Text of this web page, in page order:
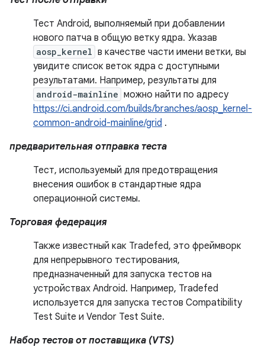
Тест Android, выполняемый при добавлении
нового патча в общую ветку ядра. Указав
aosp_kernel в качестве части имени ветки, вы
увидите список веток ядра с доступными
результатами. Например, результаты для
android-mainline можно найти по адресу
https://ci.android.com/builds/branches/aosp_kernel-
common-android-mainline/grid .
предварительная отправка теста
Тест, используемый для предотвращения
внесения ошибок в стандартные ядра
операционной системы.
Торговая федерация
Также известный как Tradefed, это фреймворк
для непрерывного тестирования,
предназначенный для запуска тестов на
устройствах Android. Например, Tradefed
используется для запуска тестов Compatibility
Test Suite и Vendor Test Suite.
Набор тестов от поставщика (VTS)